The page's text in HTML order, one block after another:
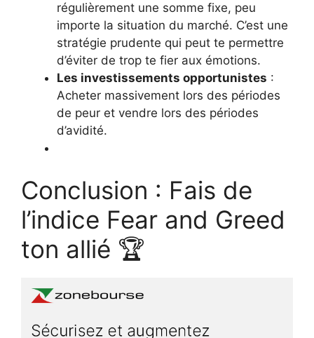
régulièrement une somme fixe, peu
importe la situation du marché. C’est une
stratégie prudente qui peut te permettre
d’éviter de trop te fier aux émotions.
Les investissements opportunistes :
Acheter massivement lors des périodes
de peur et vendre lors des périodes
d’avidité.
Conclusion : Fais de
l’indice Fear and Greed
ton allié 🏆